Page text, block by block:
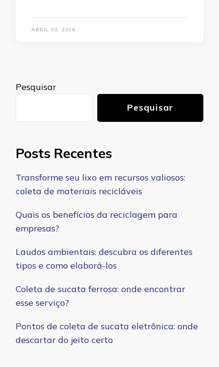
ABRIL 30, 2026
Pesquisar
Pesquisar
Posts Recentes
Transforme seu lixo em recursos valiosos:
coleta de materiais recicláveis
Quais os benefícios da reciclagem para
empresas?
Laudos ambientais: descubra os diferentes
tipos e como elaborá-los
Coleta de sucata ferrosa: onde encontrar
esse serviço?
Pontos de coleta de sucata eletrônica: onde
descartar do jeito certo